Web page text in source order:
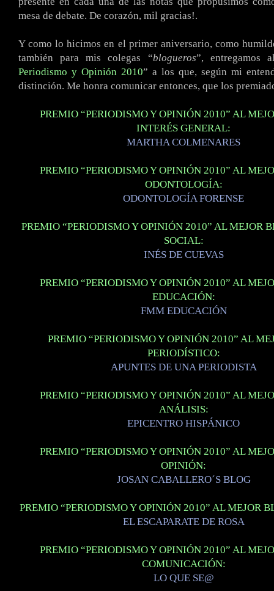
mesa de debate. De corazón, mil gracias!.
Y como lo hicimos en el primer aniversario, como
también para mis colegas “blogueros”, entregamos
Periodismo y Opinión 2010” a los que, según mi
distinción. Me honra comunicar entonces, que los
PREMIO “PERIODISMO Y OPINIÓN 2010” AL
INTERÉS GENERAL:
MARTHA COLMENARES
PREMIO “PERIODISMO Y OPINIÓN 2010” AL
ODONTOLOGÍA:
ODONTOLOGÍA FORENSE
PREMIO “PERIODISMO Y OPINIÓN 2010” AL MEJOR
SOCIAL:
INÉS DE CUEVAS
PREMIO “PERIODISMO Y OPINIÓN 2010” AL
EDUCACIÓN:
FMM EDUCACIÓN
PREMIO “PERIODISMO Y OPINIÓN 2010” AL
PERIODÍSTICO:
APUNTES DE UNA PERIODISTA
PREMIO “PERIODISMO Y OPINIÓN 2010” AL
ANÁLISIS:
EPICENTRO HISPÁNICO
PREMIO “PERIODISMO Y OPINIÓN 2010” AL
OPINIÓN:
JOSAN CABALLERO´S BLOG
PREMIO “PERIODISMO Y OPINIÓN 2010” AL MEJOR
EL ESCAPARATE DE ROSA
PREMIO “PERIODISMO Y OPINIÓN 2010” AL
COMUNICACIÓN:
LO QUE SE@